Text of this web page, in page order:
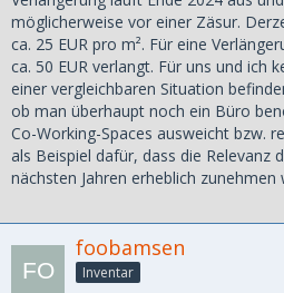
möglicherweise vor einer Zäsur.
ca. 25 EUR pro m². Für eine
ca. 50 EUR verlangt. Für uns und ich
einer vergleichbaren Situation
ob man überhaupt noch ein Büro
Co-Working-Spaces ausweicht bzw.
als Beispiel dafür, dass die Relevanz
nächsten Jahren erheblich zunehmen
foobamsen
Inventar